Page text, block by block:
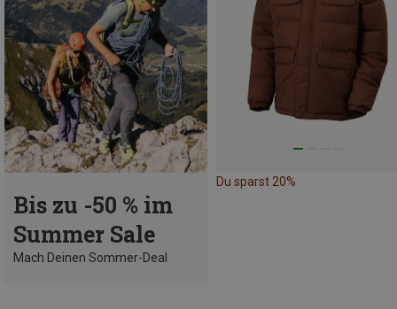
Bis zu -50 % im
Summer Sale
Mach Deinen Sommer-Deal
Du sparst 20%